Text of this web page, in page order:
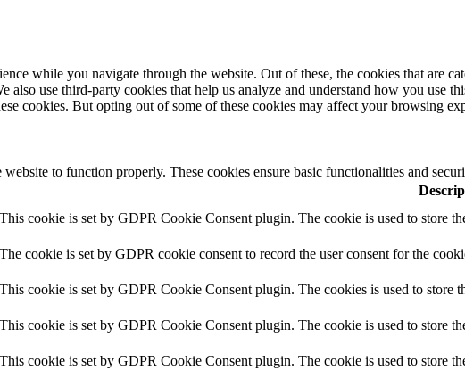
while you navigate through the website. Out of these, the cookies that are
also use third-party cookies that help us analyze and understand how you use
cookies. But opting out of some of these cookies may affect your browsing
to function properly. These cookies ensure basic functionalities and
This cookie is set by GDPR Cookie Consent plugin. The cookie is used to store
The cookie is set by GDPR cookie consent to record the user consent for the
This cookie is set by GDPR Cookie Consent plugin. The cookies is used to store
This cookie is set by GDPR Cookie Consent plugin. The cookie is used to store
This cookie is set by GDPR Cookie Consent plugin. The cookie is used to store